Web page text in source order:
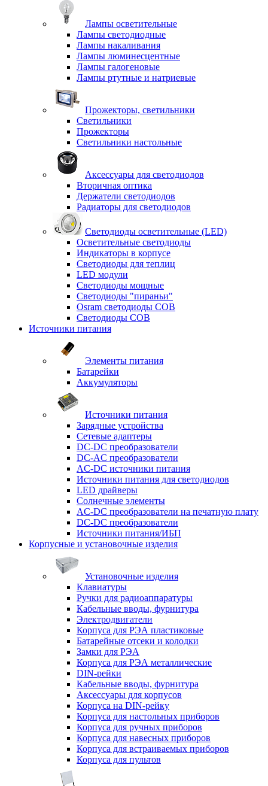
Лампы осветительные
Лампы светодиодные
Лампы накаливания
Лампы люминесцентные
Лампы галогеновые
Лампы ртутные и натриевые
Прожекторы, светильники
Светильники
Прожекторы
Светильники настольные
Аксессуары для светодиодов
Вторичная оптика
Держатели светодиодов
Радиаторы для светодиодов
Светодиоды осветительные (LED)
Осветительные светодиоды
Индикаторы в корпусе
Светодиоды для теплиц
LED модули
Светодиоды мощные
Светодиоды "пираньи"
Osram светодиоды COB
Светодиоды COB
Источники питания
Элементы питания
Батарейки
Аккумуляторы
Источники питания
Зарядные устройства
Сетевые адаптеры
DC-DC преобразователи
DC-AC преобразователи
AC-DC источники питания
Источники питания для светодиодов
LED драйверы
Солнечные элементы
AC-DC преобразователи на печатную плату
DC-DC преобразователи
Источники питания/ИБП
Корпусные и установочные изделия
Установочные изделия
Клавиатуры
Ручки для радиоаппаратуры
Кабельные вводы, фурнитура
Электродвигатели
Корпуса для РЭА пластиковые
Батарейные отсеки и колодки
Замки для РЭА
Корпуса для РЭА металлические
DIN-рейки
Кабельные вводы, фурнитура
Аксессуары для корпусов
Корпуса на DIN-рейку
Корпуса для настольных приборов
Корпуса для ручных приборов
Корпуса для навесных приборов
Корпуса для встраиваемых приборов
Корпуса для пультов